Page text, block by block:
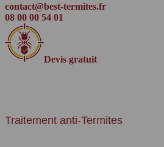
contact@best-termites.fr
08 00 00 54 01
Devis gratuit
Traitement anti-Termites